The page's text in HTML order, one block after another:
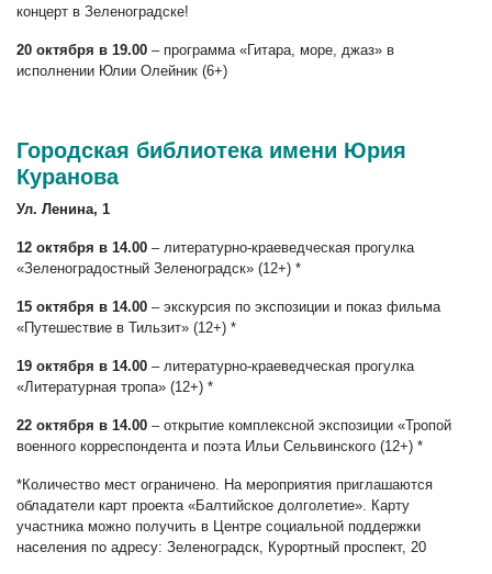
концерт в Зеленоградске!
20 октября в 19.00 – программа «Гитара, море, джаз» в
исполнении Юлии Олейник (6+)
Городская библиотека имени Юрия
Куранова
Ул. Ленина, 1
12 октября в 14.00 – литературно-краеведческая прогулка
«Зеленоградостный Зеленоградск» (12+) *
15 октября в 14.00 – экскурсия по экспозиции и показ фильма
«Путешествие в Тильзит» (12+) *
19 октября в 14.00 – литературно-краеведческая прогулка
«Литературная тропа» (12+) *
22 октября в 14.00 – открытие комплексной экспозиции «Тропой
военного корреспондента и поэта Ильи Сельвинского (12+) *
*Количество мест ограничено. На мероприятия приглашаются
обладатели карт проекта «Балтийское долголетие». Карту
участника можно получить в Центре социальной поддержки
населения по адресу: Зеленоградск, Курортный проспект, 20